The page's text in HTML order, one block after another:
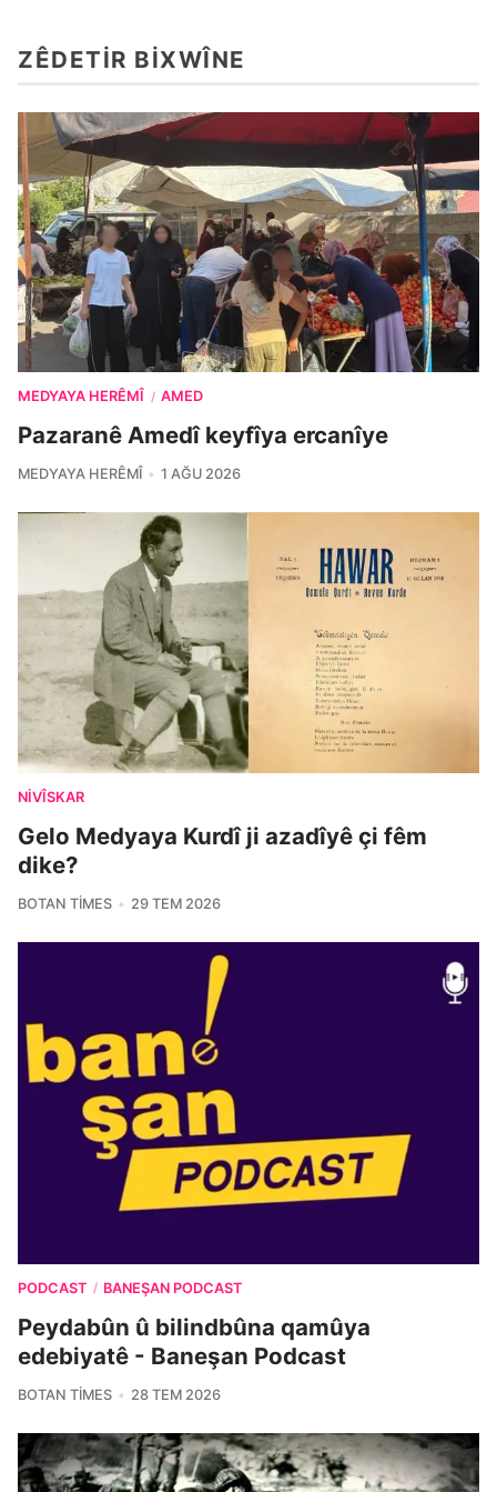
ZÊDETIR BIXWÎNE
MEDYAYA HERÊMÎ / AMED
Pazaranê Amedî keyfîya ercanîye
MEDYAYA HERÊMÎ 1 AĞU 2026
NIVÎSKAR
Gelo Medyaya Kurdî ji azadîyê çi fêm
dike?
BOTAN TIMES 29 TEM 2026
PODCAST / BANEŞAN PODCAST
Peydabûn û bilindbûna qamûya
edebiyatê - Baneşan Podcast
BOTAN TIMES 28 TEM 2026